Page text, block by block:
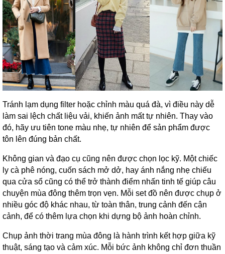
Tránh lạm dụng filter hoặc chỉnh màu quá đà, vì điều này dễ
làm sai lệch chất liệu vải, khiến ảnh mất tự nhiên. Thay vào
đó, hãy ưu tiên tone màu nhẹ, tự nhiên để sản phẩm được
tôn lên đúng bản chất.
Không gian và đạo cụ cũng nên được chọn lọc kỹ. Một chiếc
ly cà phê nóng, cuốn sách mở dở, hay ánh nắng nhẹ chiếu
qua cửa sổ cũng có thể trở thành điểm nhấn tinh tế giúp câu
chuyện mùa đông thêm trọn vẹn. Mỗi set đồ nên được chụp ở
nhiều góc độ khác nhau, từ toàn thân, trung cảnh đến cận
cảnh, để có thêm lựa chọn khi dựng bộ ảnh hoàn chỉnh.
Chụp ảnh thời trang mùa đông là hành trình kết hợp giữa kỹ
thuật, sáng tạo và cảm xúc. Mỗi bức ảnh không chỉ đơn thuần